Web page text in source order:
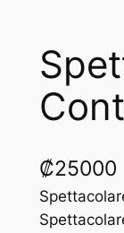
₡25000